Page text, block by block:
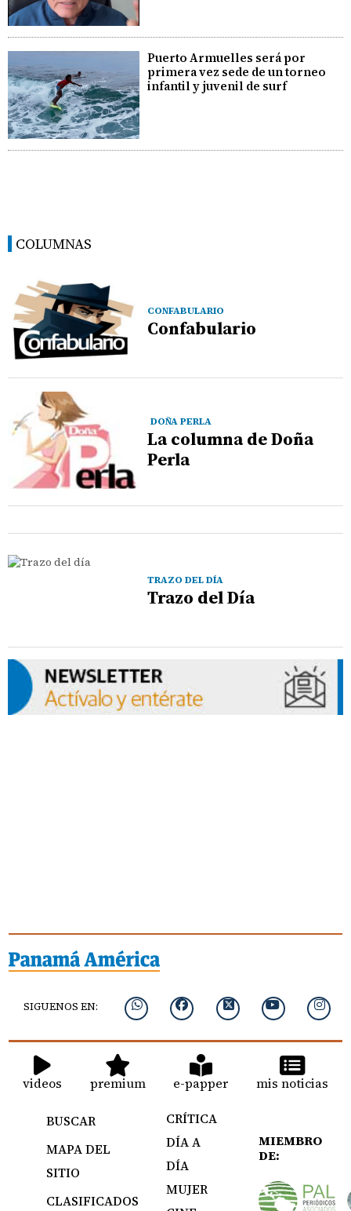
Puerto Armuelles será por
primera vez sede de un torneo
infantil y juvenil de surf
COLUMNAS
CONFABULARIO
Confabulario
DOÑA PERLA
La columna de Doña
Perla
TRAZO DEL DÍA
Trazo del Día
SIGUENOS EN:
videos premium e-papper mis noticias
BUSCAR
MAPA DEL
SITIO
CLASIFICADOS
CRÍTICA
DÍA A
DÍA
MUJER
MIEMBRO
DE: